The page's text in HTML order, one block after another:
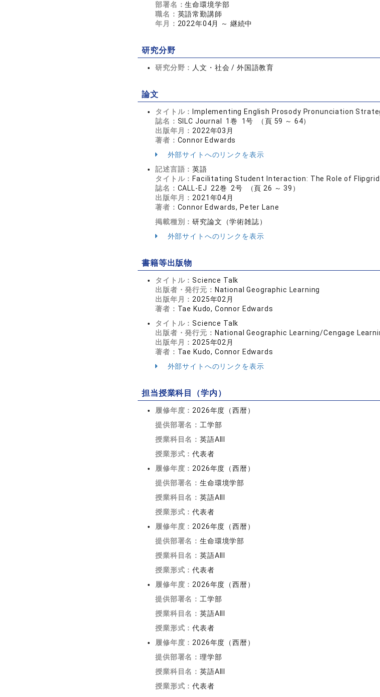
部署名：生命環境学部
職名： 英語常勤講師
年月： 2022年04月 ～ 継続中
研究分野
研究分野： 人文・社会 / 外国語教育
論文
タイトル：
Implementing English Prosody Pronunciation
誌名： SILC Journal 1巻 1号 （頁 59 ～ 64）
出版年月： 2022年03月
著者： Connor Edwards
外部サイトへのリンクを表示
記述言語：英語
タイトル： Facilitating Student Interaction: The Role of
誌名： CALL-EJ 22巻 2号 （頁 26 ～ 39）
出版年月： 2021年04月
著者： Connor Edwards, Peter Lane
掲載種別：研究論文（学術雑誌）
外部サイトへのリンクを表示
書籍等出版物
タイトル：Science Talk
出版者・発行元： National Geographic Learning
出版年月： 2025年02月
著者： Tae Kudo, Connor Edwards
タイトル：Science Talk
出版者・発行元： National Geographic Learning/Cengage
出版年月： 2025年02月
著者： Tae Kudo, Connor Edwards
外部サイトへのリンクを表示
担当授業科目（学内）
履修年度： 2026年度（西暦）
提供部署名： 工学部
授業科目名：英語AIII
授業形式：代表者
履修年度： 2026年度（西暦）
提供部署名：生命環境学部
授業科目名：英語AIII
授業形式：代表者
履修年度： 2026年度（西暦）
提供部署名：生命環境学部
授業科目名：英語AIII
授業形式：代表者
履修年度： 2026年度（西暦）
提供部署名： 工学部
授業科目名：英語AIII
授業形式：代表者
履修年度： 2026年度（西暦）
提供部署名：理学部
授業科目名：英語AIII
授業形式：代表者